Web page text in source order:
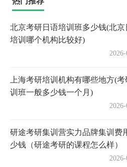
北京考研日语培训班多少钱(北京
培训哪个机构比较好)
上海考研培训机构有哪些地方(
训班一般多少钱一个月)
研途考研集训营实力品牌集训费
少钱（研途考研的课程怎么样）